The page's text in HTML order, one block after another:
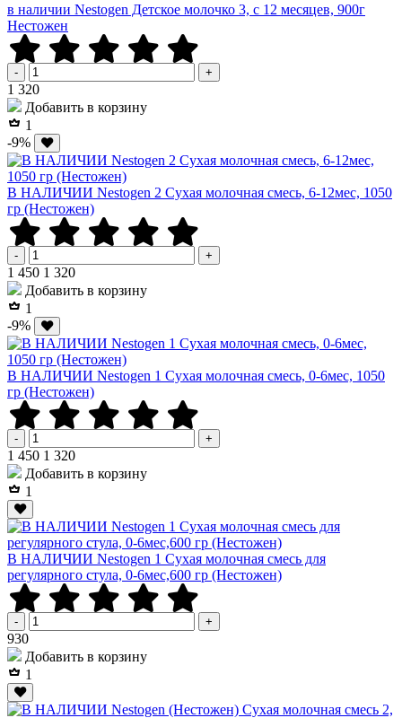
в наличии Nestogen Детское молочко 3, c 12 месяцев, 900г
Нестожен
- +
1 320Р
Добавить в корзину
1
-9%
В НАЛИЧИИ Nestogen 2 Сухая молочная смесь, 6-12мес, 1050
гр (Нестожен)
- +
1 450 Р1 320Р
Добавить в корзину
1
-9%
В НАЛИЧИИ Nestogen 1 Сухая молочная смесь, 0-6мес, 1050
гр (Нестожен)
- +
1 450 Р1 320Р
Добавить в корзину
1
В НАЛИЧИИ Nestogen 1 Сухая молочная смесь для
регулярного стула, 0-6мес,600 гр (Нестожен)
- +
930Р
Добавить в корзину
1